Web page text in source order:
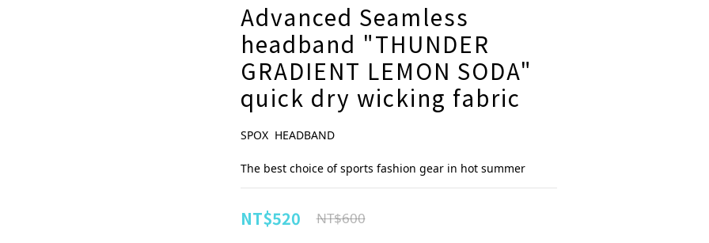
Advanced Seamless
headband "THUNDER
GRADIENT LEMON SODA"
quick dry wicking fabric
SPOX  HEADBAND
The best choice of sports fashion gear in hot summer
NT$520 NT$600